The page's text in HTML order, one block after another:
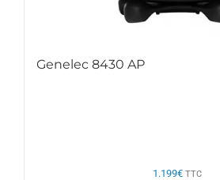
Genelec 8430 AP
1.199€ TTC